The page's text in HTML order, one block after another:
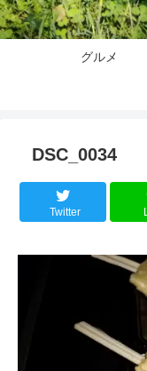
グルメ
DSC_0034
Twitter